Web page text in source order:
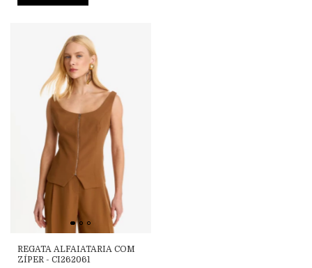
REGATA ALFAIATARIA COM
ZÍPER - CI262061